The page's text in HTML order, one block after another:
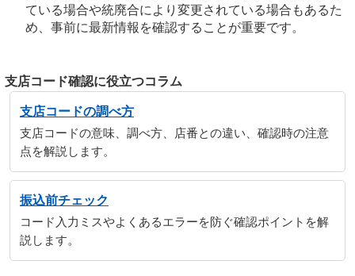
ている場合や統廃合により変更されている場合もあるた
め、事前に最新情報を確認することが重要です。
支店コード確認に役立つコラム
支店コードの調べ方
支店コードの意味、調べ方、店番との違い、確認時の注意
点を解説します。
振込前チェック
コード入力ミスやよくあるエラーを防ぐ確認ポイントを解
説します。